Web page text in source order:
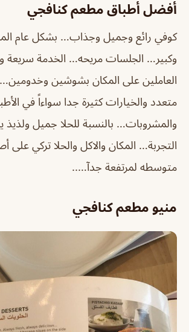
أفضل أطباق مطعم كنافجي
كوفي رائع وجميل وجذاب… بشكل عام
وكبير… الجلسات مريحه… الخدمة سريعة
العاملين على المكان بشوشين وخدومين…
متعدد والخيارات كثيرة جدا سواءاً في
والمشروبات… بالنسبة للحلا جميل ولذيذ
التجربة… المكان والاكل والحلا تركي على
متوسطه لمرتفعة جدآ…..
منيو مطعم كنافجي